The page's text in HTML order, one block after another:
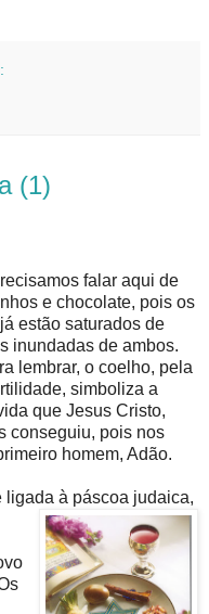
(1)
falar aqui de
e chocolate, pois os
estão saturados de
inundadas de ambos.
lembrar, o coelho, pela
simboliza a
que Jesus Cristo,
conseguiu, pois nos
homem, Adão.
ligada à páscoa judaica,